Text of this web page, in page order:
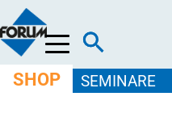
Menü
SHOP SEMINARE